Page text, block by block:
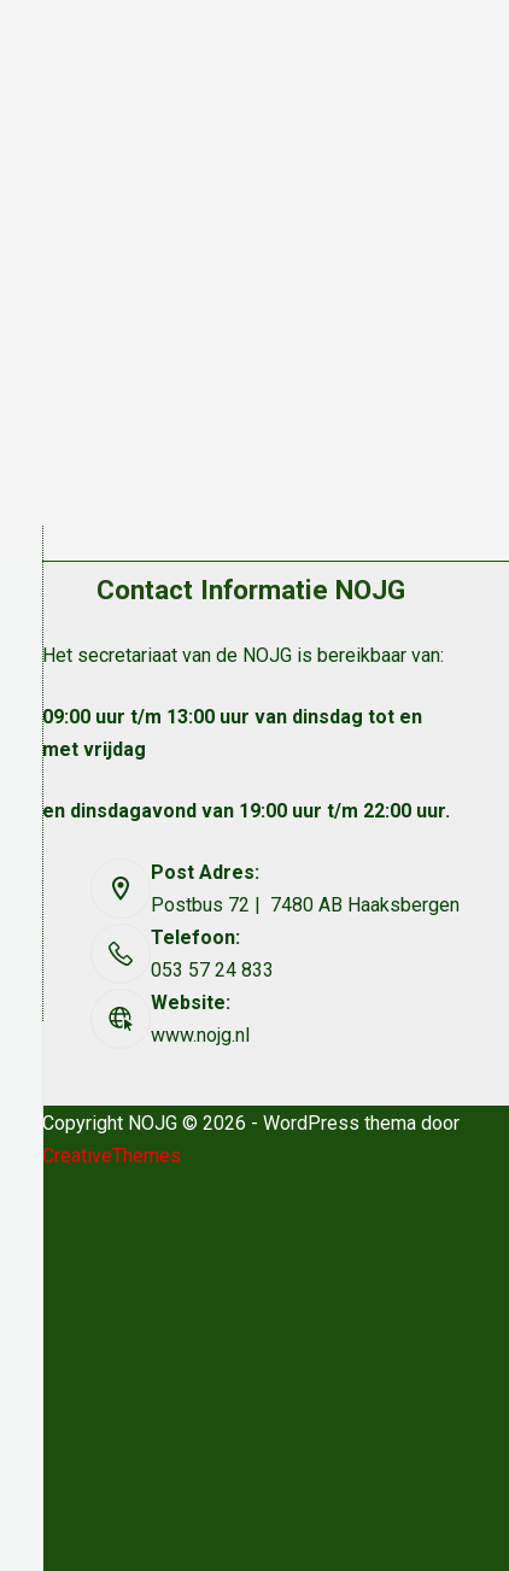
Contact Informatie NOJG
Het secretariaat van de NOJG is bereikbaar van:
09:00 uur t/m 13:00 uur van dinsdag tot en
met vrijdag
en dinsdagavond van 19:00 uur t/m 22:00 uur.
Post Adres:
Postbus 72 | 7480 AB Haaksbergen
Telefoon:
053 57 24 833
Website:
www.nojg.nl
Copyright NOJG © 2026 - WordPress thema door
CreativeThemes